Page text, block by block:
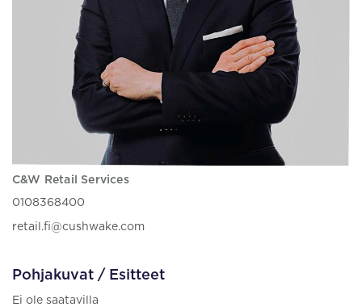
C&W Retail Services
0108368400
retail.fi@cushwake.com
Pohjakuvat / Esitteet
Ei ole saatavilla